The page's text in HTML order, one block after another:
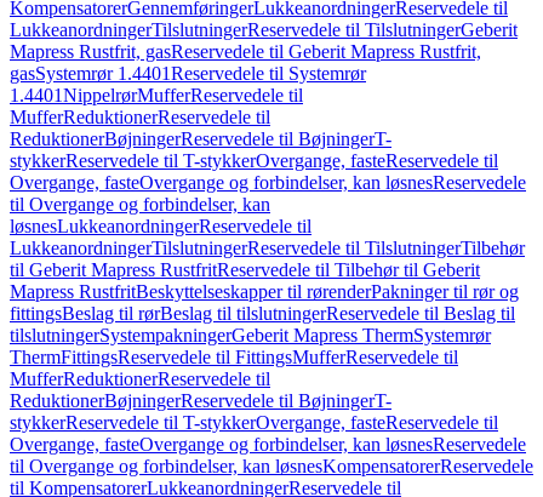
KompensatorerGennemføringerLukkeanordningerReservedele til
LukkeanordningerTilslutningerReservedele til TilslutningerGeberit
Mapress Rustfrit, gasReservedele til Geberit Mapress Rustfrit,
gasSystemrør 1.4401Reservedele til Systemrør
1.4401NippelrørMufferReservedele til
MufferReduktionerReservedele til
ReduktionerBøjningerReservedele til BøjningerT-
stykkerReservedele til T-stykkerOvergange, fasteReservedele til
Overgange, fasteOvergange og forbindelser, kan løsnesReservedele
til Overgange og forbindelser, kan
løsnesLukkeanordningerReservedele til
LukkeanordningerTilslutningerReservedele til TilslutningerTilbehør
til Geberit Mapress RustfritReservedele til Tilbehør til Geberit
Mapress RustfritBeskyttelseskapper til rørenderPakninger til rør og
fittingsBeslag til rørBeslag til tilslutningerReservedele til Beslag til
tilslutningerSystempakningerGeberit Mapress ThermSystemrør
ThermFittingsReservedele til FittingsMufferReservedele til
MufferReduktionerReservedele til
ReduktionerBøjningerReservedele til BøjningerT-
stykkerReservedele til T-stykkerOvergange, fasteReservedele til
Overgange, fasteOvergange og forbindelser, kan løsnesReservedele
til Overgange og forbindelser, kan løsnesKompensatorerReservedele
til KompensatorerLukkeanordningerReservedele til